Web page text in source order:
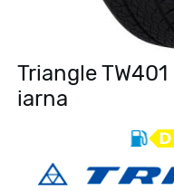
Triangle
iarna